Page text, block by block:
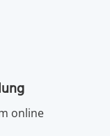
online